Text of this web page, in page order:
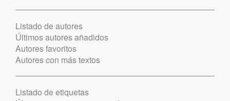
Listado de autores
Últimos autores añadidos
Autores favoritos
Autores con más textos
Listado de etiquetas